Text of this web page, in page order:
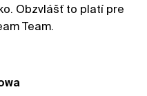
Obzvlášť to platí pre
Team.